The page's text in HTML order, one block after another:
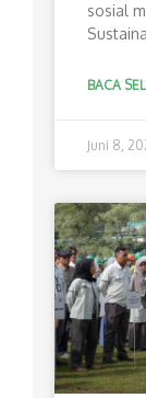
sosial
BACA
Juni 8,